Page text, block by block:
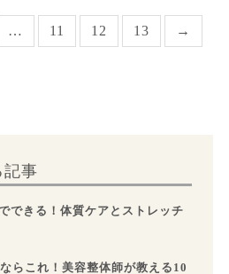
… 11 12 13 →
記事
できる！体質ケアとストレッチ
らこれ！美容整体師が教える10